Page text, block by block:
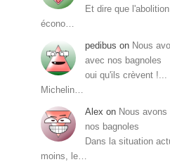
Et dire que
écono…
pedibus on Nous
avec nos bagnoles
oui qu'ils crèvent !...
Michelin…
Alex on Nous
nos bagnoles
Dans la situation
moins, le…